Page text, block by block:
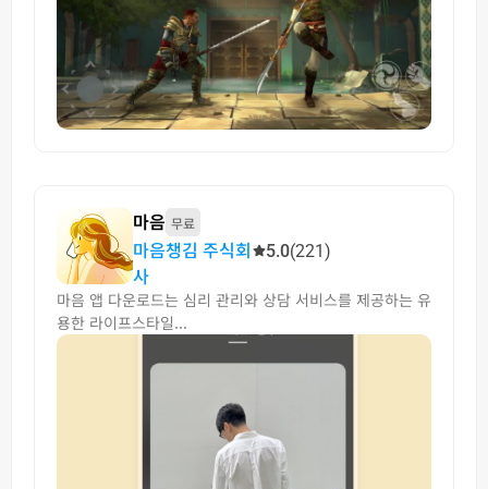
마음 무료
마음챙김 주식회
사
5.0(221)
마음 앱 다운로드는 심리 관리와 상담 서비스를 제공하는 유
용한 라이프스타일...